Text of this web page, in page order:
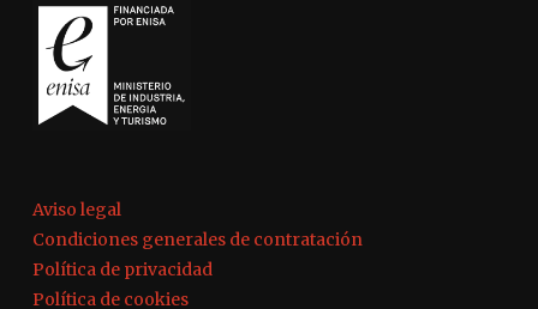
Aviso legal
Condiciones generales de contratación
Política de privacidad
Política de cookies